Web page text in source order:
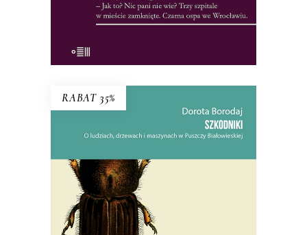
RABAT 35%
SZKODNIKI
Walka toczyła się nie tylko w lesie,
ale i w głowach ludzi.